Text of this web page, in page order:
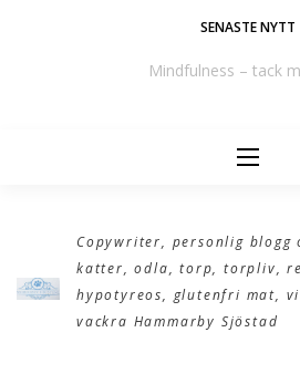
SENASTE NYTT
Mindfulness – tack
Copywriter, personlig
katter, odla, torp, torpliv,
hypotyreos, glutenfri mat,
vackra Hammarby Sjöstad